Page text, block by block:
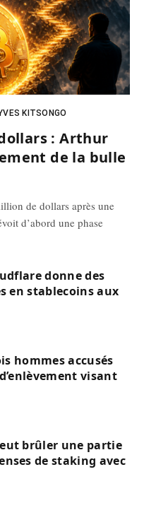
KITSONGO
: Arthur
de la bulle
de dollars après une
d’abord une phase
donne des
en stablecoins aux
hommes accusés
visant
brûler une partie
de staking avec